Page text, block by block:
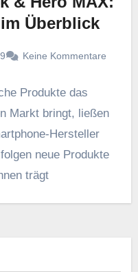
Überblick
Keine Kommentare
Produkte das
Markt bringt, ließen
Hersteller
neue Produkte
trägt